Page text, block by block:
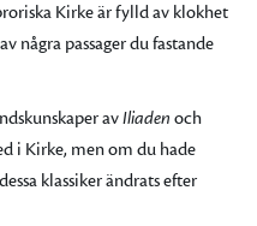
Kirke är fylld av klokhet
några passager du fastande
avIliaden och
i Kirke, men om du hade
klassiker ändrats efter